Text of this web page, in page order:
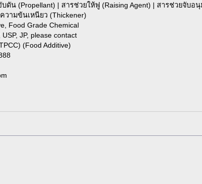
ดัน (Propellant) | สารช่วยให้ฟู (Raising Agent) | สารช่วยจับอ
วามข้นเหนียว (Thickener)
Food Grade Chemical
JP, please contact
(Food Additive)